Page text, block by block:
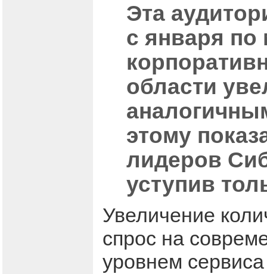
Эта
с января по
области
этому
лидеров
уступив
Увеличение
спрос на
уровнем